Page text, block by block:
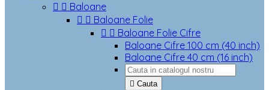
  Baloane
  Baloane Folie
  Baloane Folie Cifre
Baloane Cifre 100 cm (40 inch)
Baloane Cifre 40 cm (16 inch)
 Cauta